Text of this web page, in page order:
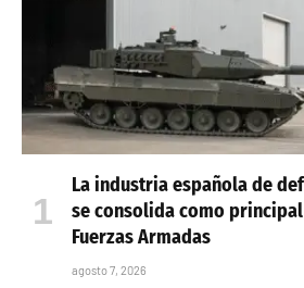
La industria española de
se consolida como
Fuerzas Armadas
agosto 7, 2026